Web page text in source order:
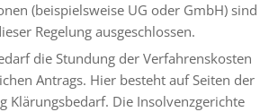
(beispielsweise UG oder GmbH) sind
Regelung ausgeschlossen.
die Stundung der Verfahrenskosten
Antrags. Hier besteht auf Seiten der
Klärungsbedarf. Die Insolvenzgerichte